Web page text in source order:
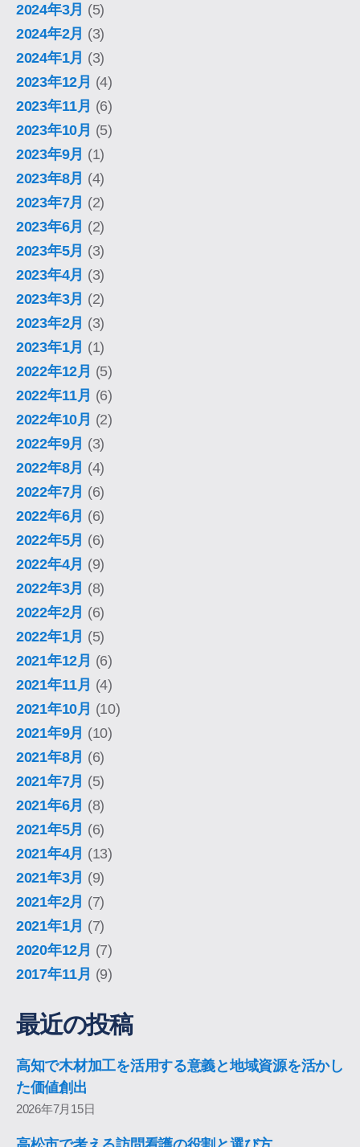
2024年3月 (5)
2024年2月 (3)
2024年1月 (3)
2023年12月 (4)
2023年11月 (6)
2023年10月 (5)
2023年9月 (1)
2023年8月 (4)
2023年7月 (2)
2023年6月 (2)
2023年5月 (3)
2023年4月 (3)
2023年3月 (2)
2023年2月 (3)
2023年1月 (1)
2022年12月 (5)
2022年11月 (6)
2022年10月 (2)
2022年9月 (3)
2022年8月 (4)
2022年7月 (6)
2022年6月 (6)
2022年5月 (6)
2022年4月 (9)
2022年3月 (8)
2022年2月 (6)
2022年1月 (5)
2021年12月 (6)
2021年11月 (4)
2021年10月 (10)
2021年9月 (10)
2021年8月 (6)
2021年7月 (5)
2021年6月 (8)
2021年5月 (6)
2021年4月 (13)
2021年3月 (9)
2021年2月 (7)
2021年1月 (7)
2020年12月 (7)
2017年11月 (9)
最近の投稿
高知で木材加工を活用する意義と地域資源を活かし
た価値創出
2026年7月15日